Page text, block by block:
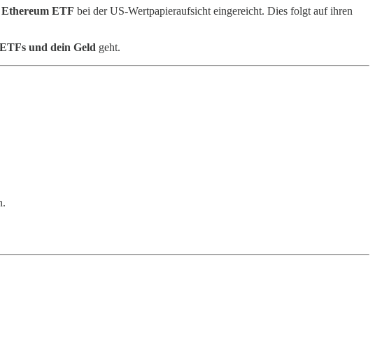
Ethereum ETF bei der US-Wertpapieraufsicht eingereicht. Dies folgt auf ihren
und dein Geld geht.